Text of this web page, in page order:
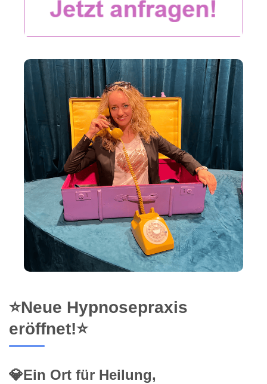
⭐Neue Hypnosepraxis
eröffnet!⭐
💎Ein Ort für Heilung,